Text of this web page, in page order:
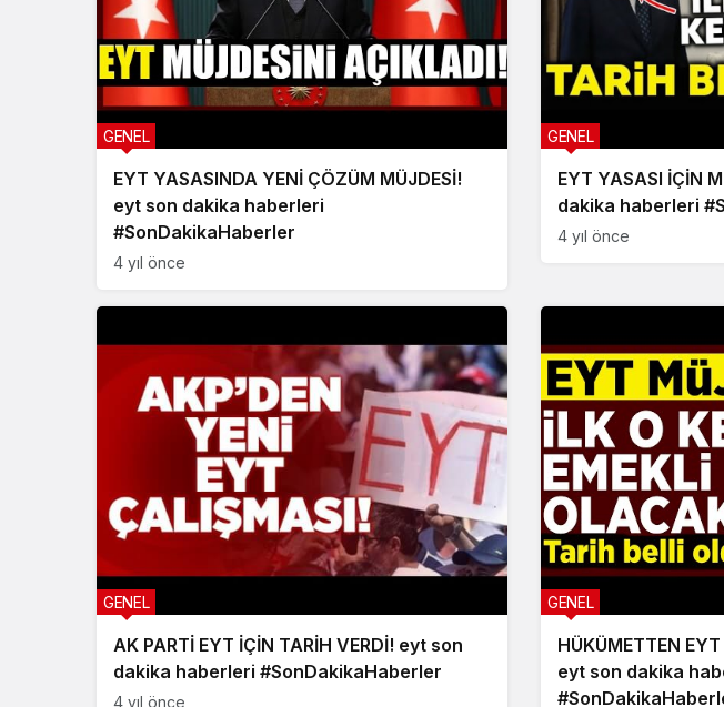
EYT YASASINDA YENİ ÇÖZÜM MÜJDESİ!
eyt son dakika haberleri
#SonDakikaHaberler
GENEL
4 yıl önce
EYT YASASI İÇİN
dakika haberleri
GENEL
4 yıl önce
AK PARTİ EYT İÇİN TARİH VERDİ! eyt son
dakika haberleri #SonDakikaHaberler
GENEL
4 yıl önce
HÜKÜMETTEN
eyt son dakika
GENEL